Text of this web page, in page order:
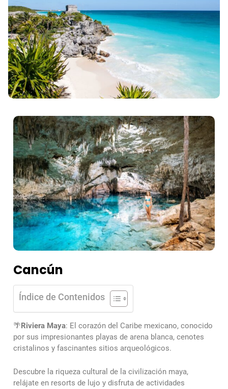
Cancún
Índice de Contenidos
🌴 Riviera Maya: El corazón del Caribe mexicano, conocido
por sus impresionantes playas de arena blanca, cenotes
cristalinos y fascinantes sitios arqueológicos.
Descubre la riqueza cultural de la civilización maya,
relájate en resorts de lujo y disfruta de actividades